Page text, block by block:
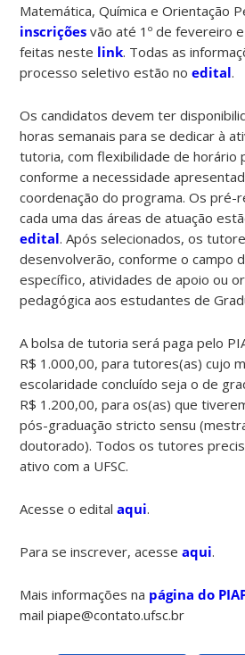
Matemática, Química e Orientação
inscrições vão até 1º de fevereiro
feitas neste link. Todas as
processo seletivo estão noedital.
Os candidatos devem ter
horas semanais para se dedicar à
tutoria, com flexibilidade de horário
conforme a necessidade
coordenação do programa. Os pré-
cada uma das áreas de atuação
edital. Após selecionados, os
desenvolverão, conforme o campo
específico, atividades de apoio ou
pedagógica aos estudantes de
A bolsa de tutoria será paga pelo
R$ 1.000,00, para tutores(as) cujo
escolaridade concluído seja o de
R$ 1.200,00, para os(as) que
pós-graduação stricto sensu
doutorado). Todos os tutores
ativo com a UFSC.
Acesse o editalaqui.
Para se inscrever, acesseaqui.
Mais informações na página do
mail piape@contato.ufsc.br